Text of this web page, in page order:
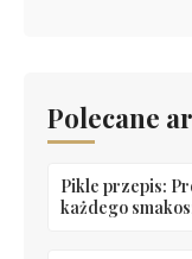
Polecane
Pikle przepis:
każdego